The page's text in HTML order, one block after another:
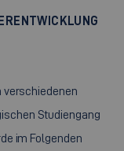
verschiedenen
Studiengang
im Folgenden